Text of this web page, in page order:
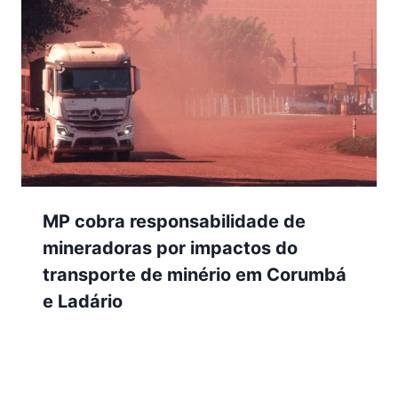
MP cobra responsabilidade de
mineradoras por impactos do
transporte de minério em Corumbá
e Ladário